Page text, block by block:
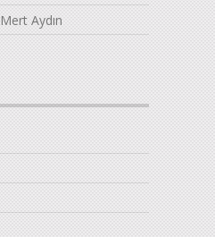
Mert Aydın